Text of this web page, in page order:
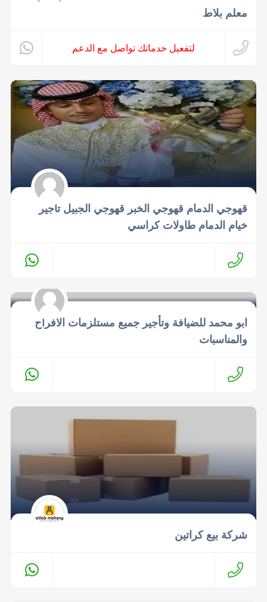
معلم بلاط
لتفعيل خدماتك تواصل مع الدعم
‏قهوجي الدمام قهوجي الخبر قهوجي الجبيل تأجير
خيام الدمام طاولات كراسي
ابو محمد للضيافة وتأجير جميع مستلزمات الافراح
والمناسبات
شركة بيع كراتين